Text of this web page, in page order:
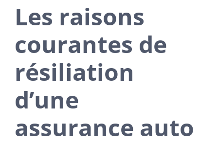
Les raisons
courantes de
résiliation
d’une
assurance auto